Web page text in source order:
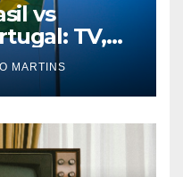
vs
TV,
do Jogo
MARTINS